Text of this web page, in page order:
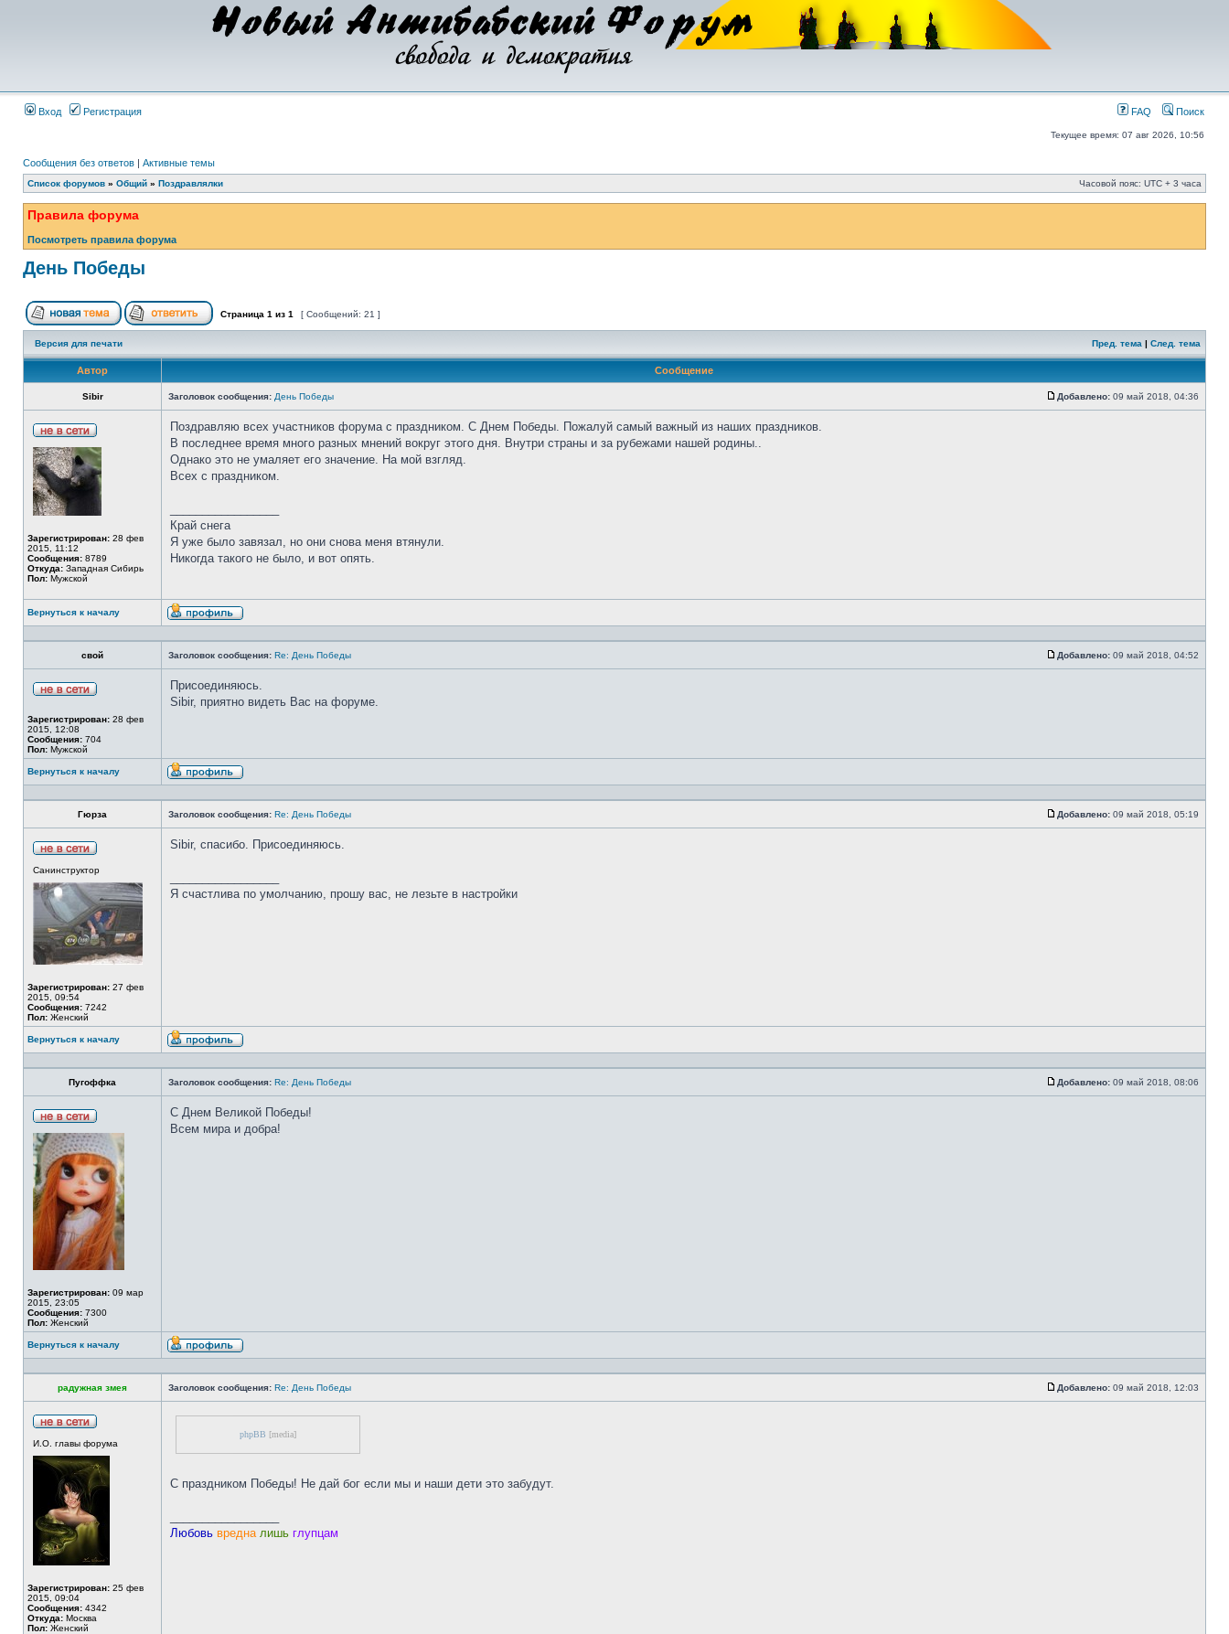
Вход Регистрация FAQ Поиск
Текущее время: 07 авг 2026, 10:56
Сообщения без ответов | Активные темы
Список форумов » Общий » Поздравлялки Часовой пояс: UTC + 3 часа
Правила форума
Посмотреть правила форума
День Победы
Страница 1 из 1 [ Сообщений: 21 ]
Версия для печати Пред. тема | След. тема
Автор Сообщение
Sibir Заголовок сообщения: День Победы Добавлено: 09 май 2018, 04:36
Зарегистрирован: 28 фев
2015, 11:12
Сообщения: 8789
Откуда: Западная Сибирь
Пол: Мужской
Поздравляю всех участников форума с праздником. С Днем Победы. Пожалуй самый важный из наших праздников.
В последнее время много разных мнений вокруг этого дня. Внутри страны и за рубежами нашей родины..
Однако это не умаляет его значение. На мой взгляд.
Всех с праздником.
Край снега
Я уже было завязал, но они снова меня втянули.
Никогда такого не было, и вот опять.
Вернуться к началу
свой Заголовок сообщения: Re: День Победы Добавлено: 09 май 2018, 04:52
Зарегистрирован: 28 фев
2015, 12:08
Сообщения: 704
Пол: Мужской
Присоединяюсь.
Sibir, приятно видеть Вас на форуме.
Вернуться к началу
Гюрза Заголовок сообщения: Re: День Победы Добавлено: 09 май 2018, 05:19
Санинструктор
Зарегистрирован: 27 фев
2015, 09:54
Сообщения: 7242
Пол: Женский
Sibir, спасибо. Присоединяюсь.
Я счастлива по умолчанию, прошу вас, не лезьте в настройки
Вернуться к началу
Пугоффка Заголовок сообщения: Re: День Победы Добавлено: 09 май 2018, 08:06
Зарегистрирован: 09 мар
2015, 23:05
Сообщения: 7300
Пол: Женский
С Днем Великой Победы!
Всем мира и добра!
Вернуться к началу
радужная змея Заголовок сообщения: Re: День Победы Добавлено: 09 май 2018, 12:03
И.О. главы форума
Зарегистрирован: 25 фев
2015, 09:04
Сообщения: 4342
Откуда: Москва
Пол: Женский
phpBB [media]
С праздником Победы! Не дай бог если мы и наши дети это забудут.
Любовь вредна лишь глупцам